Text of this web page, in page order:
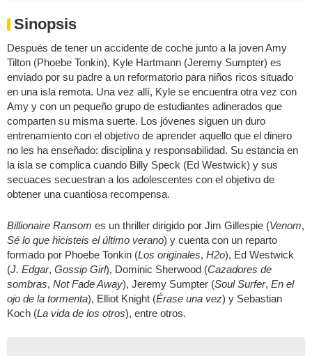
Sinopsis
Después de tener un accidente de coche junto a la joven Amy
Tilton (Phoebe Tonkin), Kyle Hartmann (Jeremy Sumpter) es
enviado por su padre a un reformatorio para niños ricos situado
en una isla remota. Una vez allí, Kyle se encuentra otra vez con
Amy y con un pequeño grupo de estudiantes adinerados que
comparten su misma suerte. Los jóvenes siguen un duro
entrenamiento con el objetivo de aprender aquello que el dinero
no les ha enseñado: disciplina y responsabilidad. Su estancia en
la isla se complica cuando Billy Speck (Ed Westwick) y sus
secuaces secuestran a los adolescentes con el objetivo de
obtener una cuantiosa recompensa.
Billionaire Ransom es un thriller dirigido por Jim Gillespie (Venom,
Sé lo que hicisteis el último verano) y cuenta con un reparto
formado por Phoebe Tonkin (Los originales, H2o), Ed Westwick
(J. Edgar, Gossip Girl), Dominic Sherwood (Cazadores de
sombras, Not Fade Away), Jeremy Sumpter (Soul Surfer, En el
ojo de la tormenta), Elliot Knight (Érase una vez) y Sebastian
Koch (La vida de los otros), entre otros.